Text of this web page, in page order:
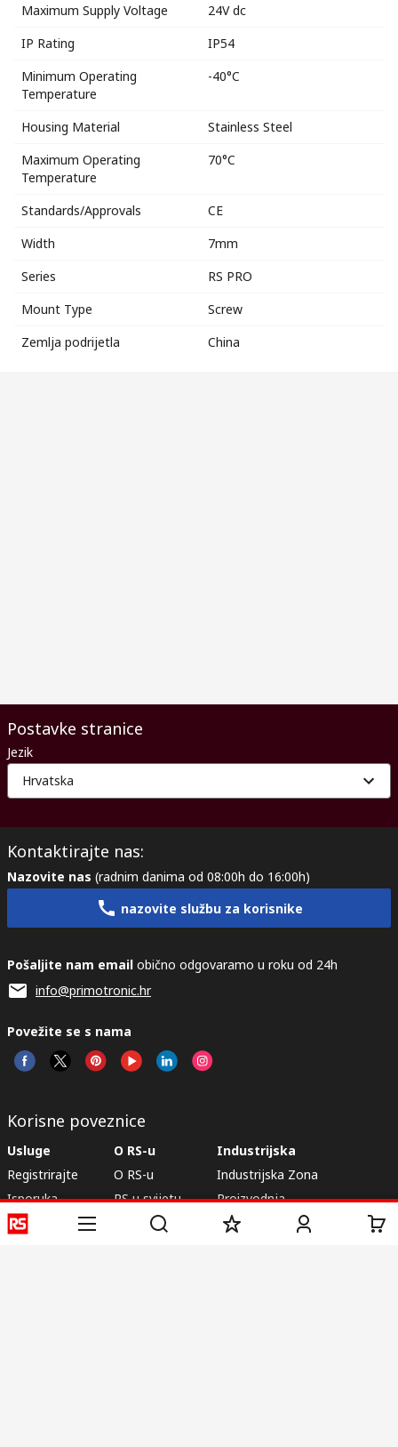
Maximum Supply Voltage
24V dc
IP Rating
IP54
Minimum Operating
Temperature
-40°C
Housing Material
Stainless Steel
Maximum Operating
Temperature
70°C
Standards/Approvals
CE
Width
7mm
Series
RS PRO
Mount Type
Screw
Zemlja podrijetla
China
Postavke stranice
Jezik
Hrvatska
Kontaktirajte nas:
Nazovite nas (radnim danima od 08:00h do 16:00h)
nazovite službu za korisnike
Pošaljite nam email obično odgovaramo u roku od 24h
info@primotronic.hr
Povežite se s nama
Korisne poveznice
Usluge
Registrirajte
Isporuka
Plaćanje
O RS-u
O RS-u
RS u svijetu
Korporacija
Industrijska
Industrijska Zona
Proizvodnja